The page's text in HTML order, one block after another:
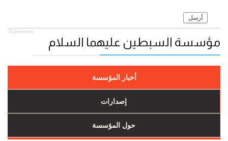
أرسل
JComments
مؤسسة السبطين عليهما السلام
أخبار المؤسسة
إصدارات
حول المؤسسة